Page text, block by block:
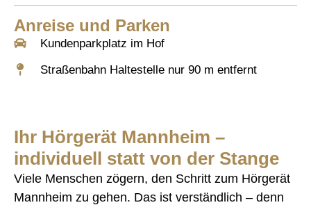
Anreise und Parken
Kundenparkplatz im Hof
Straßenbahn Haltestelle nur 90 m entfernt
Ihr Hörgerät Mannheim –
individuell statt von der Stange
Viele Menschen zögern, den Schritt zum Hörgerät
Mannheim zu gehen. Das ist verständlich – denn